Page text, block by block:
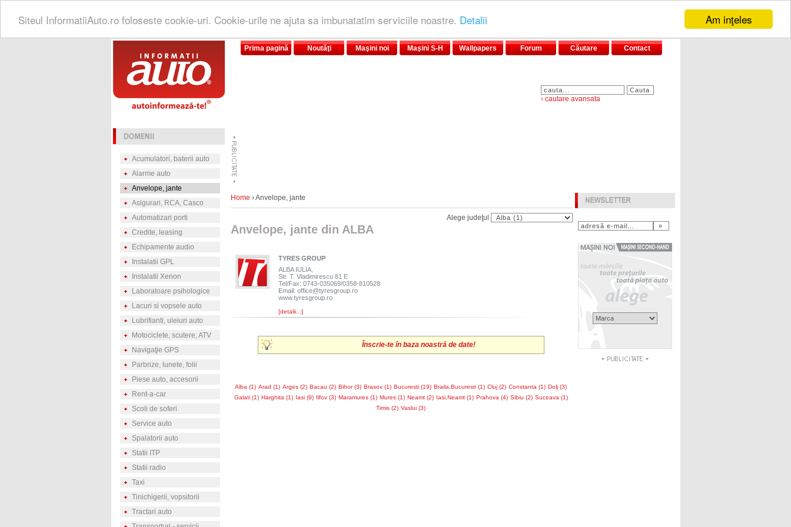
Am inţeles
Siteul InformatiiAuto.ro foloseste cookie-uri. Cookie-urile ne ajuta sa imbunatatim serviciile noastre. Detalii
Prima pagină Noutăţi Maşini noi Maşini S-H Wallpapers Forum Căutare Contact
› cautare avansata
Acumulatori, baterii auto
Alarme auto
Anvelope, jante
Asigurari, RCA, Casco
Automatizari porti
Credite, leasing
Echipamente audio
Instalatii GPL
Instalatii Xenon
Laboratoare psihologice
Lacuri si vopsele auto
Lubrifianti, uleiuri auto
Motociclete, scutere, ATV
Navigaţie GPS
Parbrize, lunete, folii
Piese auto, accesorii
Rent-a-car
Scoli de soferi
Service auto
Spalatorii auto
Statii ITP
Statii radio
Taxi
Tinichigerii, vopsitorii
Tractari auto
Home › Anvelope, jante
Alege judeţul
Anvelope, jante din ALBA
TYRES GROUP
ALBA IULIA,
Str. T. Vladimirescu 81 E
Tel/Fax: 0743-035069/0358-810528
Email: office@tyresgroup.ro
www.tyresgroup.ro
[detalii...]
Înscrie-te în baza noastră de date!
Alba (1) Arad (1) Arges (2) Bacau (2) Bihor (3) Brasov (1) Bucuresti (19) Braila,Bucuresti (1) Cluj (2) Constanta (1) Dolj (3)
Galati (1) Harghita (1) Iasi (9) Ilfov (3) Maramures (1) Mures (1) Neamt (2) Iasi,Neamt (1) Prahova (4) Sibiu (2) Suceava (1)
Timis (2) Vaslui (3)